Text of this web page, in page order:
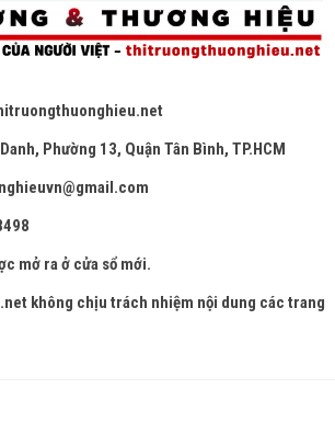
Phường 13, Quận Tân Bình, TP.HCM
mở ra ở cửa sổ mới.
không chịu trách nhiệm nội dung các trang